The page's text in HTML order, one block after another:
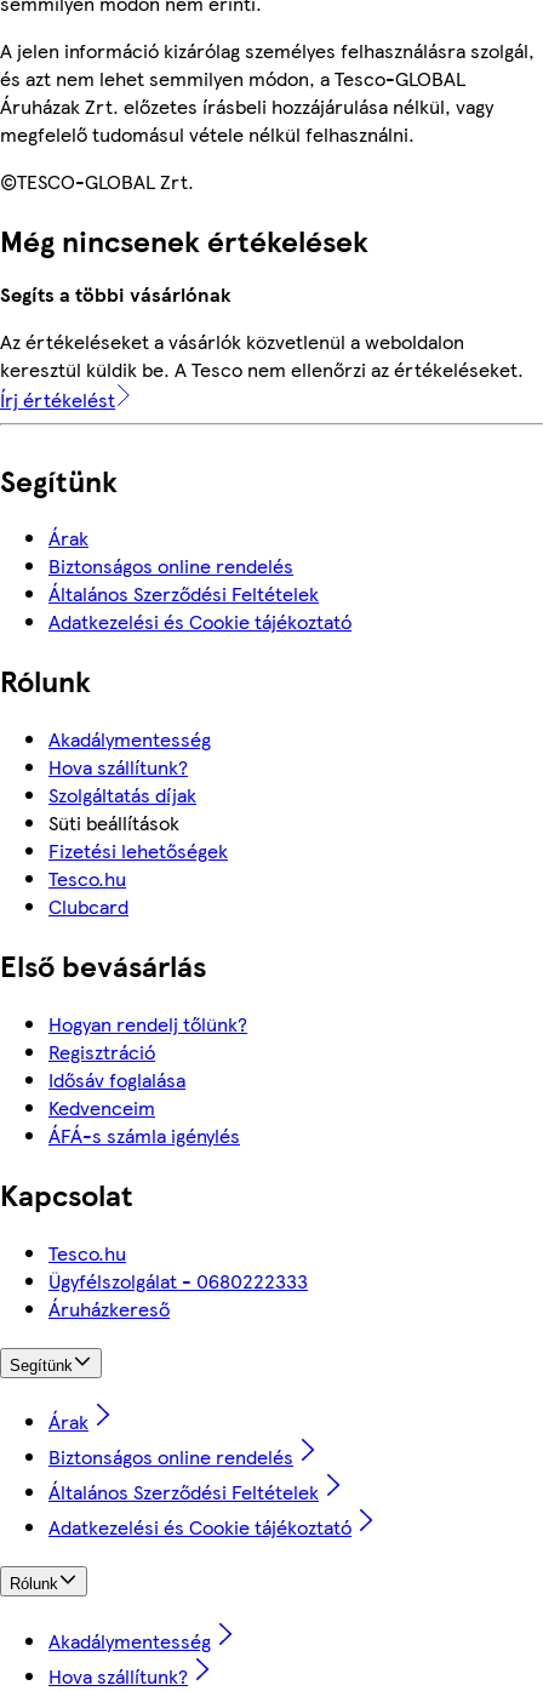
A jelen információ kizárólag személyes felhasználásra szolgál,
és azt nem lehet semmilyen módon, a Tesco-GLOBAL
Áruházak Zrt. előzetes írásbeli hozzájárulása nélkül, vagy
megfelelő tudomásul vétele nélkül felhasználni.
©TESCO-GLOBAL Zrt.
Még nincsenek értékelések
Segíts a többi vásárlónak
Az értékeléseket a vásárlók közvetlenül a weboldalon
keresztül küldik be. A Tesco nem ellenőrzi az értékeléseket.
Írj értékelést
Segítünk
Árak
Biztonságos online rendelés
Általános Szerződési Feltételek
Adatkezelési és Cookie tájékoztató
Rólunk
Akadálymentesség
Hova szállítunk?
Szolgáltatás díjak
Süti beállítások
Fizetési lehetőségek
Tesco.hu
Clubcard
Első bevásárlás
Hogyan rendelj tőlünk?
Regisztráció
Idősáv foglalása
Kedvenceim
ÁFÁ-s számla igénylés
Kapcsolat
Tesco.hu
Ügyfélszolgálat - 0680222333
Áruházkereső
Segítünk
Árak
Biztonságos online rendelés
Általános Szerződési Feltételek
Adatkezelési és Cookie tájékoztató
Rólunk
Akadálymentesség
Hova szállítunk?